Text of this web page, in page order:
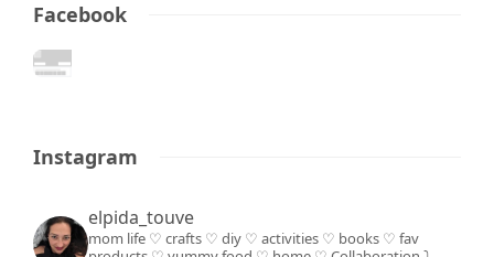
Facebook
Instagram
elpida_touve
mom life ♡ crafts ♡ diy ♡ activities ♡ books ♡ fav